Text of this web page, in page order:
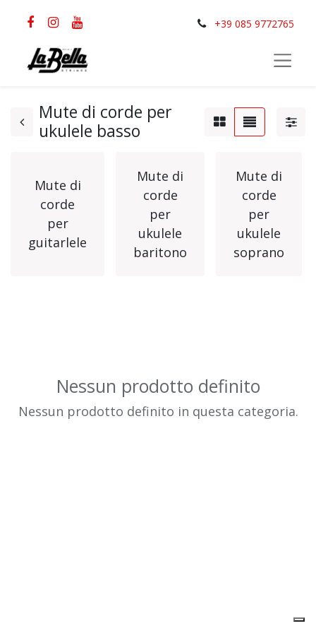
+39 085 9772765
Mute di corde per
ukulele basso
Mute di
corde
per
guitarlele
Mute di
corde
per
ukulele
baritono
Mute di
corde
per
ukulele
soprano
Nessun prodotto definito
Nessun prodotto definito in questa categoria.